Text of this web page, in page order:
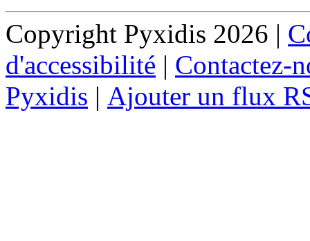
Copyright Pyxidis 2026 |
d'accessibilité | Contactez-
Pyxidis | Ajouter un flux